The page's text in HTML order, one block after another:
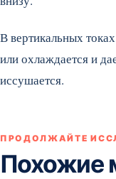
В вертикальных
или охлаждается и
иссушается.
ПРОДОЛЖАЙТЕ
Похожие